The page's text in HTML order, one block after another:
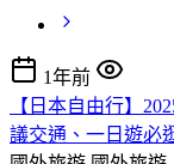
1年前
【日本自由行】
議交通、一日遊必